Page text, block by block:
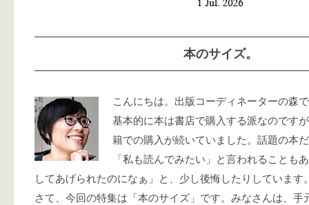
本のサイズ。
こんにちは。出版コーディネーターの森
基本的に本は書店で購入する派なのです
籍での購入が続いていました。話題の本
「私も読んでみたい」と言われることも
してあげられたのになぁ」と、少し後悔したりしています
さて、今回の特集は「本のサイズ」です。みなさんは、手